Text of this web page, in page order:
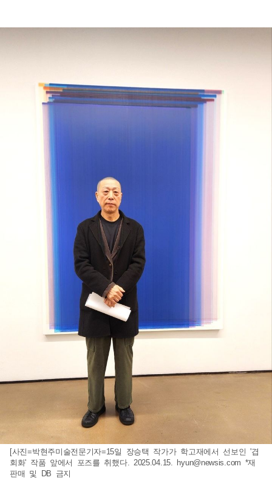
[사진=박현주미술전문기자=15일 장승택 작가가 학고재에서 선보인 '겹
회화' 작품 앞에서 포즈를 취했다. 2025.04.15. hyun@newsis.com *재
판매 및 DB 금지